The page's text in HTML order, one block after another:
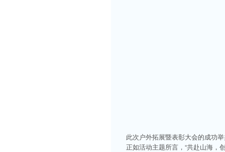
此次户外拓展暨表彰大会的成功
正如活动主题所言，“共赴山海，